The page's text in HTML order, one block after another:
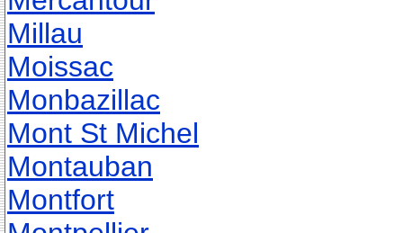
Millau
Moissac
Monbazillac
Mont St Michel
Montauban
Montfort